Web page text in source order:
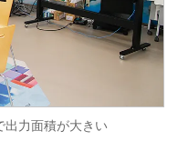
力面積が大きい